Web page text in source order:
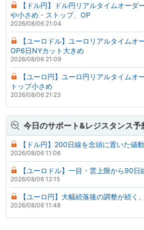
【ドル円】ドル円リアルタイムオー
や小さめ・ストップ、OP
2026/08/06 21:04
【ユーロドル】ユーロリアルタイム
OP6日NYカット大きめ
2026/08/06 21:09
【ユーロ円】ユーロ円リアルタイム
トップ小さめ
2026/08/06 21:23
今日のサポート&レジスタンス予
【ドル円】200日線を念頭に置いた値
2026/08/06 11:06
【ユーロドル】一目・雲上限から90日
2026/08/06 12:15
【ユーロ円】大幅続落後の調整が続く
2026/08/06 11:48